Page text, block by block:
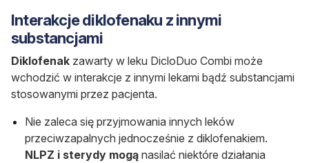
Interakcje diklofenaku z innymi
substancjami
Diklofenak zawarty w leku DicloDuo Combi może
wchodzić w interakcje z innymi lekami bądź substancjami
stosowanymi przez pacjenta.
Nie zaleca się przyjmowania innych leków
przeciwzapalnych jednocześnie z diklofenakiem.
NLPZ i sterydy mogą nasilać niektóre działania